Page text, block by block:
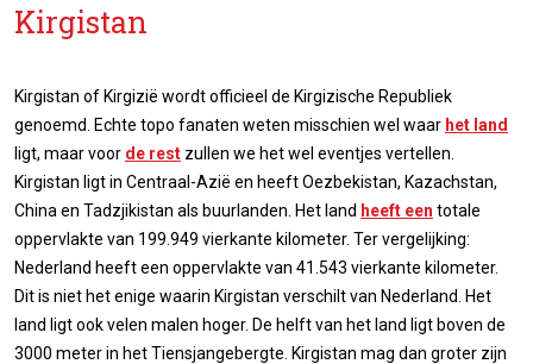
Kirgistan
Kirgistan of Kirgizië wordt officieel de Kirgizische Republiek
genoemd. Echte topo fanaten weten misschien wel waar het land
ligt, maar voor de rest zullen we het wel eventjes vertellen.
Kirgistan ligt in Centraal-Azië en heeft Oezbekistan, Kazachstan,
China en Tadzjikistan als buurlanden. Het land heeft een totale
oppervlakte van 199.949 vierkante kilometer. Ter vergelijking:
Nederland heeft een oppervlakte van 41.543 vierkante kilometer.
Dit is niet het enige waarin Kirgistan verschilt van Nederland. Het
land ligt ook velen malen hoger. De helft van het land ligt boven de
3000 meter in het Tiensjangebergte. Kirgistan mag dan groter zijn